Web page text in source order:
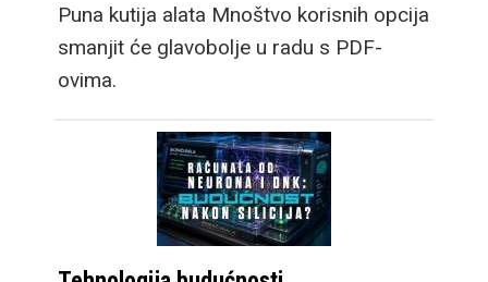
Puna kutija alata Mnoštvo korisnih opcija
smanjit će glavobolje u radu s PDF-
ovima.